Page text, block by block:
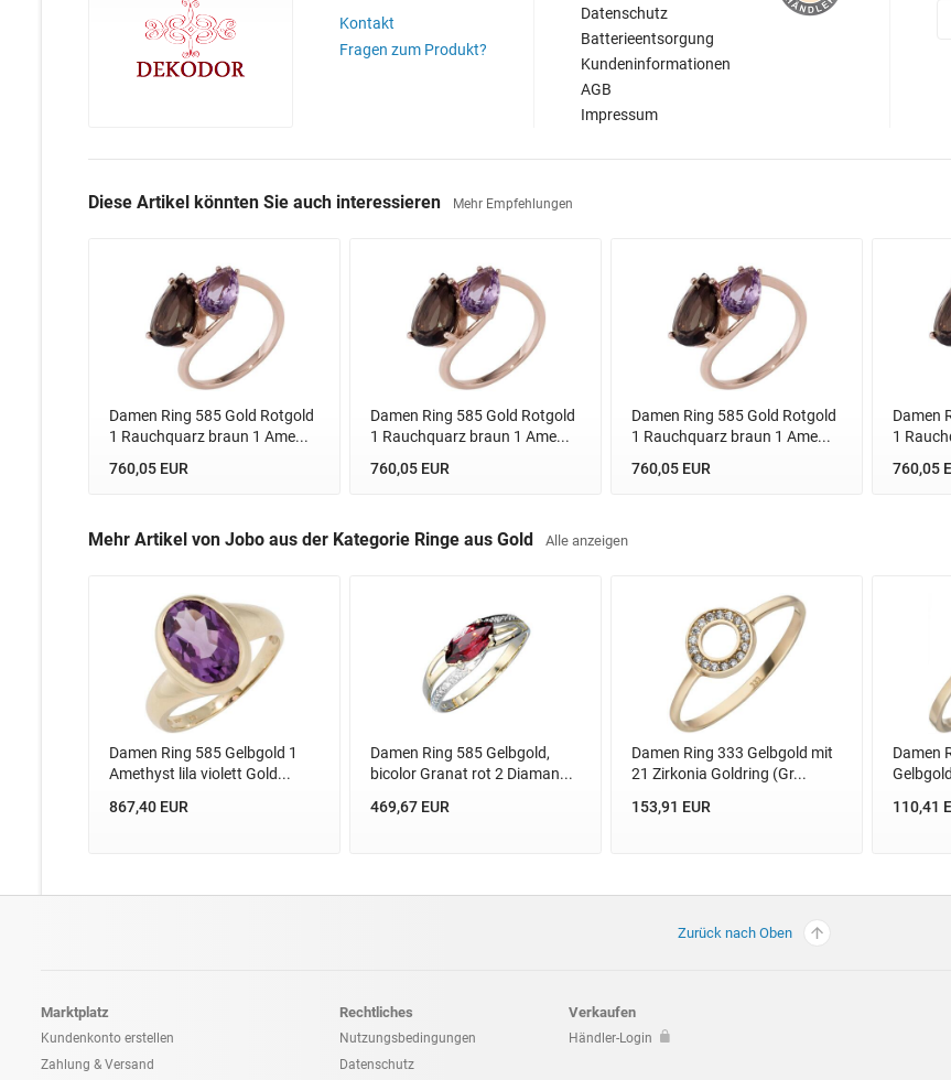
Kontakt
Fragen zum Produkt?
Datenschutz
Batterieentsorgung
Kundeninformationen
AGB
Impressum
Diese Artikel könnten Sie auch interessieren Mehr Empfehlungen
Damen Ring 585 Gold Rotgold
1 Rauchquarz braun 1 Ame...
760,05 EUR
Damen Ring 585 Gold Rotgold
1 Rauchquarz braun 1 Ame...
760,05 EUR
Damen Ring 585 Gold Rotgold
1 Rauchquarz braun 1 Ame...
760,05 EUR
Damen
1
760,05
Mehr Artikel von Jobo aus der Kategorie Ringe aus Gold Alle anzeigen
Damen Ring 585 Gelbgold 1
Amethyst lila violett Gold...
867,40 EUR
Damen Ring 585 Gelbgold,
bicolor Granat rot 2 Diaman...
469,67 EUR
Damen Ring 333 Gelbgold mit
21 Zirkonia Goldring (Gr...
153,91 EUR
Damen
110,41
Zurück nach Oben
Marktplatz
Kundenkonto erstellen
Zahlung & Versand
Rechtliches
Nutzungsbedingungen
Datenschutz
Verkaufen
Händler-Login